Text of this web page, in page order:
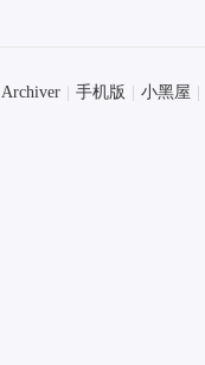
Archiver 手机版 小黑屋